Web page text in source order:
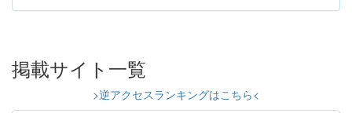
掲載サイト一覧
>逆アクセスランキングはこちら<